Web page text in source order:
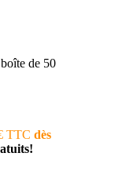
de 50
TTC dès